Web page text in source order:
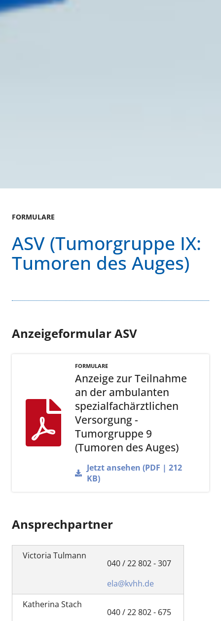
FORMULARE
ASV (Tumorgruppe IX:
Tumoren des Auges)
Anzeigeformular ASV
FORMULARE
Anzeige zur Teilnahme
an der ambulanten
spezialfachärztlichen
Versorgung -
Tumorgruppe 9
(Tumoren des Auges)
Jetzt ansehen (PDF | 212
KB)
Ansprechpartner
Victoria Tulmann
040 / 22 802 - 307
ela@kvhh.de
Katherina Stach
040 / 22 802 - 675